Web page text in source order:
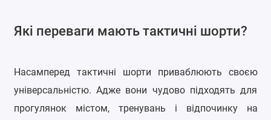
Які переваги мають тактичні шорти?
Насамперед тактичні шорти приваблюють своєю
універсальністю. Адже вони чудово підходять для
прогулянок містом, тренувань і відпочинку на